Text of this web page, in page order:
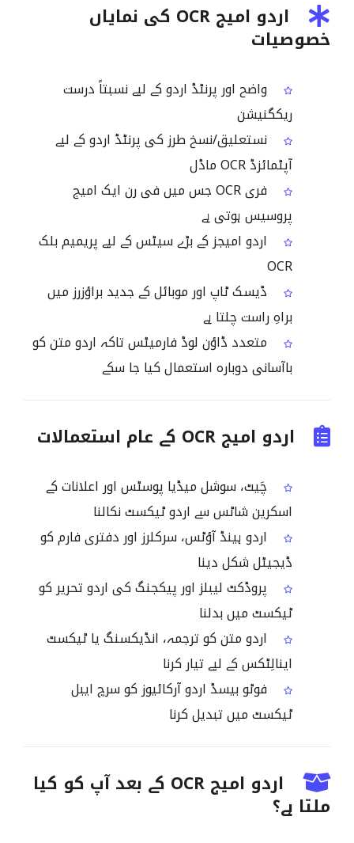
اردو امیج OCR کی نمایاں
خصوصیات
واضح اور پرنٹڈ اردو کے لیے نسبتاً درست
ریکگنیشن
نستعلیق/نسخ طرز کی پرنٹڈ اردو کے لیے
آپٹمائزڈ OCR ماڈل
فری OCR جس میں فی رن ایک امیج
پروسیس ہوتی ہے
اردو امیجز کے بڑے سیٹس کے لیے پریمیم بلک
OCR
ڈیسک ٹاپ اور موبائل کے جدید براؤزرز میں
براہِ راست چلتا ہے
متعدد ڈاؤن لوڈ فارمیٹس تاکہ اردو متن کو
باآسانی دوبارہ استعمال کیا جا سکے
اردو امیج OCR کے عام استعمالات
چَیٹ، سوشل میڈیا پوسٹس اور اعلانات کے
اسکرین شاٹس سے اردو ٹیکسٹ نکالنا
اردو ہینڈ آؤٹس، سرکلرز اور دفتری فارم کو
ڈیجیٹل شکل دینا
پروڈکٹ لیبلز اور پیکجنگ کی اردو تحریر کو
ٹیکسٹ میں بدلنا
اردو متن کو ترجمہ، انڈیکسنگ یا ٹیکسٹ
اینالِٹکس کے لیے تیار کرنا
فوٹو بیسڈ اردو آرکائیوز کو سرچ ایبل
ٹیکسٹ میں تبدیل کرنا
اردو امیج OCR کے بعد آپ کو کیا
ملتا ہے؟